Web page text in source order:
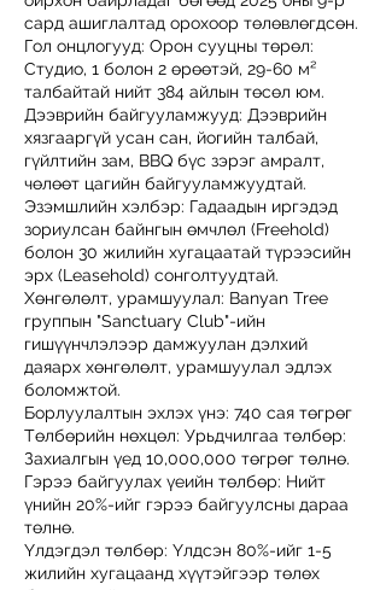
сард ашиглалтад орохоор төлөвлөгдсөн.
Гол онцлогууд: Орон сууцны төрөл:
Студио, 1 болон 2 өрөөтэй, 29-60 м²
талбайтай нийт 384 айлын төсөл юм.
Дээврийн байгууламжууд: Дээврийн
хязгааргүй усан сан, йогийн талбай,
гүйлтийн зам, BBQ бүс зэрэг амралт,
чөлөөт цагийн байгууламжуудтай.
Эзэмшлийн хэлбэр: Гадаадын иргэдэд
зориулсан байнгын өмчлөл (Freehold)
болон 30 жилийн хугацаатай түрээсийн
эрх (Leasehold) сонголтуудтай.
Хөнгөлөлт, урамшуулал: Banyan Tree
группын "Sanctuary Club"-ийн
гишүүнчлэлээр дамжуулан дэлхий
даяарх хөнгөлөлт, урамшуулал эдлэх
боломжтой.
Борлуулалтын эхлэх үнэ: 740 сая төгрөг
Төлбөрийн нөхцөл: Урьдчилгаа төлбөр:
Захиалгын үед 10,000,000 төгрөг төлнө.
Гэрээ байгуулах үеийн төлбөр: Нийт
үнийн 20%-ийг гэрээ байгуулсны дараа
төлнө.
Үлдэгдэл төлбөр: Үлдсэн 80%-ийг 1-5
жилийн хугацаанд хүүтэйгээр төлөх